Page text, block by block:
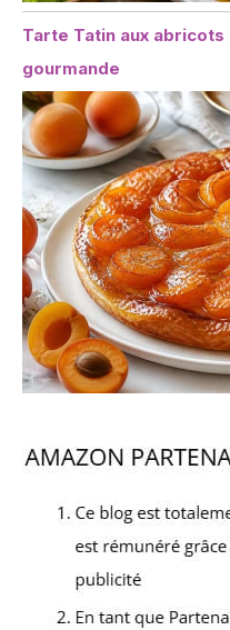
Tarte Tatin aux
gourmande